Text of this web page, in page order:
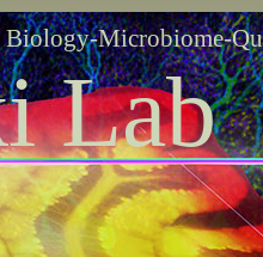
Microbiome-
Lab